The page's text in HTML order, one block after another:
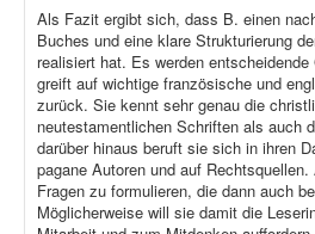
Als Fazit ergibt sich, dass B. einen
Buches und eine klare Strukturierung
realisiert hat. Es werden
greift auf wichtige französische und
zurück. Sie kennt sehr genau die
neutestamentlichen Schriften als auch
darüber hinaus beruft sie sich in ihren
pagane Autoren und auf
Fragen zu formulieren, die dann auch
Möglicherweise will sie damit die